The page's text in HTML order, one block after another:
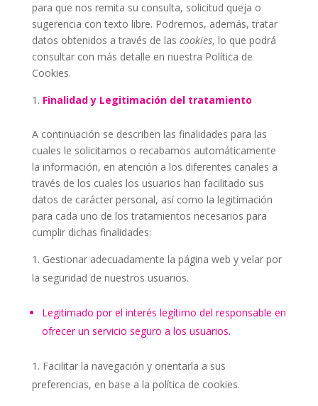
para que nos remita su consulta, solicitud queja o
sugerencia con texto libre. Podremos, además, tratar
datos obtenidos a través de las cookies, lo que podrá
consultar con más detalle en nuestra Política de
Cookies.
Finalidad y Legitimación del tratamiento
A continuación se describen las finalidades para las
cuales le solicitamos o recabamos automáticamente
la información, en atención a los diferentes canales a
través de los cuales los usuarios han facilitado sus
datos de carácter personal, así como la legitimación
para cada uno de los tratamientos necesarios para
cumplir dichas finalidades:
Gestionar adecuadamente la página web y velar por
la seguridad de nuestros usuarios.
Legitimado por el interés legítimo del responsable en
ofrecer un servicio seguro a los usuarios.
Facilitar la navegación y orientarla a sus
preferencias, en base a la política de cookies.